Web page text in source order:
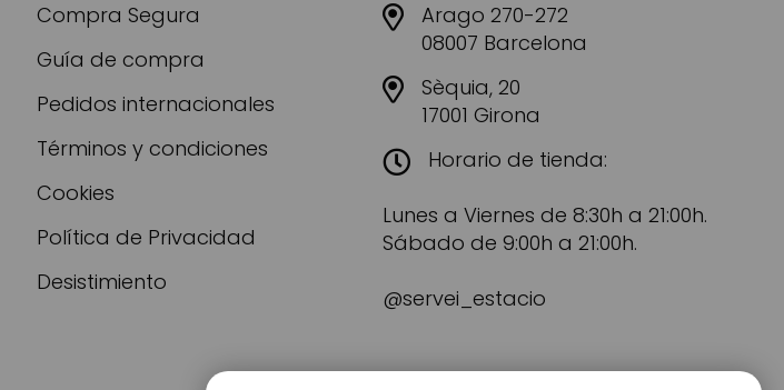
Compra Segura
Guía de compra
Pedidos internacionales
Términos y condiciones
Cookies
Política de Privacidad
Desistimiento
Arago 270-272
08007 Barcelona
Sèquia, 20
17001 Girona
Horario de tienda:
Lunes a Viernes de 8:30h a 21:00h.
Sábado de 9:00h a 21:00h.
@servei_estacio